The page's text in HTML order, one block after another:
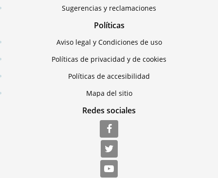
Sugerencias y reclamaciones
Políticas
Aviso legal y Condiciones de uso
Políticas de privacidad y de cookies
Políticas de accesibilidad
Mapa del sitio
Redes sociales